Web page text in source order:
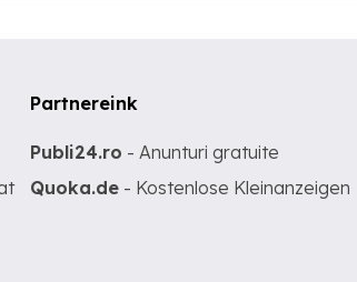
Partnereink
Publi24.ro - Anunturi gratuite
Quoka.de - Kostenlose Kleinanzeigen